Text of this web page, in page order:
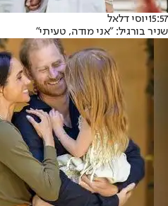
15:57יוסי דלאל
שניר בורגיל: ״אני מודה, טעיתי״